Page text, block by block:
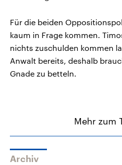
Für die beiden
kaum in Frage kommen.
nichts zuschulden kommen
Anwalt bereits, deshalb
Gnade zu betteln.
Mehr zum
Archiv